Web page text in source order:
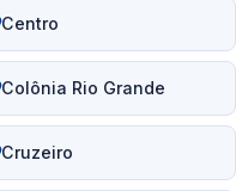
Centro
Colônia Rio Grande
Cruzeiro